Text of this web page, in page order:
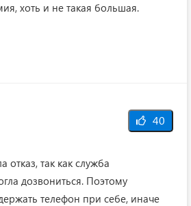
хоть и не такая большая.
40
так как служба
дозвониться. Поэтому
телефон при себе, иначе